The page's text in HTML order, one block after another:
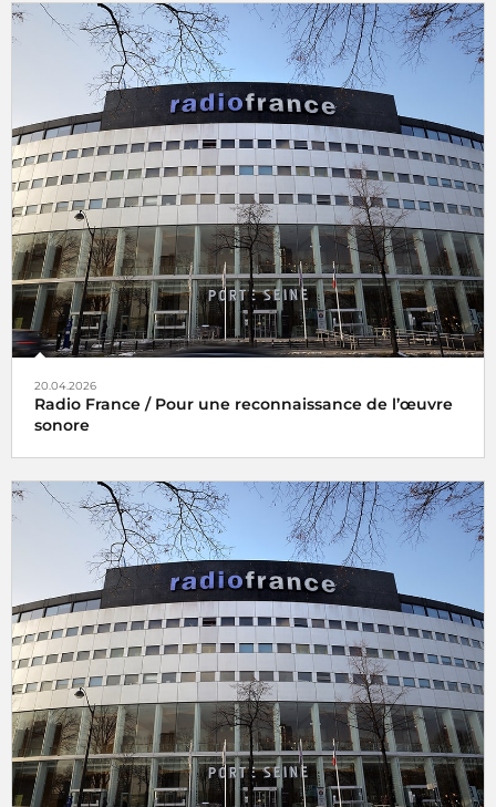
20.04.2026
Radio France / Pour une reconnaissance de l’œuvre
sonore